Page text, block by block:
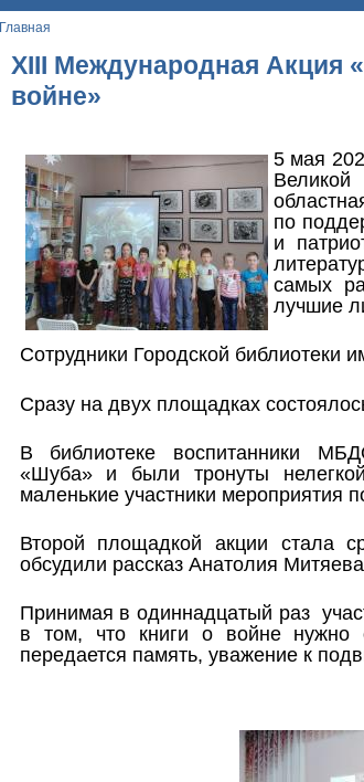
Главная
XIII Международная Акция
войне»
5 мая
Великой
по
и
самых
лучшие
Сотрудники Городской библиотеки
Сразу на двух площадках
В библиотеке воспитанники
«Шуба» и были тронуты
маленькие участники мероприятия
Второй площадкой акции стала
обсудили рассказ Анатолия
Принимая в одиннадцатый раз
в том, что книги о войне нужно
передается память, уважение к